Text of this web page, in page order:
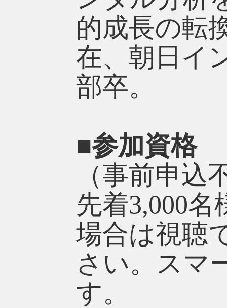
的成長の転
在、朝日イ
部卒。
■参加資格
（事前申
先着3,000
場合は視聴
さい。スマ
す。